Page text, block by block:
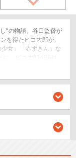
”の物語。谷口監督が
を得たピコ太郎が、
女」「赤ずきん」な
、ピコ太郎が訪れ
お届けする新感